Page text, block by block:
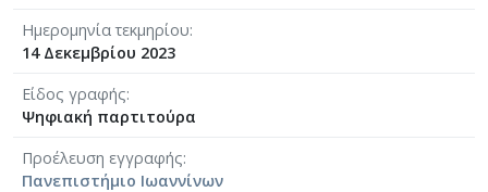
Ημερομηνία τεκμηρίου
14 Δεκεμβρίου 2023
Είδος γραφής
Ψηφιακή παρτιτούρα
Προέλευση εγγραφής
Πανεπιστήμιο Ιωαννίνων